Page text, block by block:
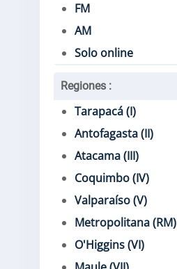
FM
AM
Solo online
Regiones :
Tarapacá (I)
Antofagasta (II)
Atacama (III)
Coquimbo (IV)
Valparaíso (V)
Metropolitana (RM)
O'Higgins (VI)